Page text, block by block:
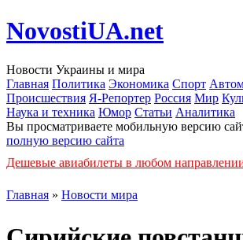
NovostiUA.net
Новости Украины и мира
Главная Политика Экономика Спорт
Происшествия Я-Репортер Россия Мир
Наука и техника Юмор Статьи Аналитика
Вы просматриваете мобильную версию
полную версию сайта
Дешевые авиабилеты в любом
Главная » Новости мира